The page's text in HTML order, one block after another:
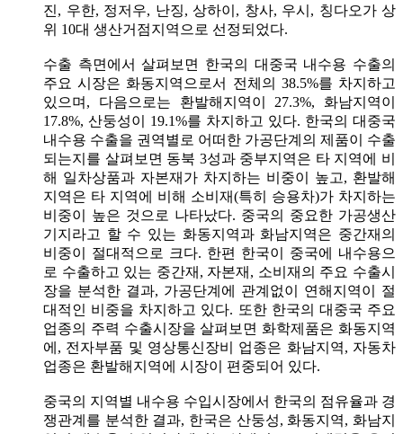
진, 우한, 정저우, 난징, 상하이, 창사, 우시, 칭다오가 상
위 10대 생산거점지역으로 선정되었다.
수출 측면에서 살펴보면 한국의 대중국 내수용 수출의
주요 시장은 화동지역으로서 전체의 38.5%를 차지하고
있으며, 다음으로는 환발해지역이 27.3%, 화남지역이
17.8%, 산둥성이 19.1%를 차지하고 있다. 한국의 대중국
내수용 수출을 권역별로 어떠한 가공단계의 제품이 수출
되는지를 살펴보면 동북 3성과 중부지역은 타 지역에 비
해 일차상품과 자본재가 차지하는 비중이 높고, 환발해
지역은 타 지역에 비해 소비재(특히 승용차)가 차지하는
비중이 높은 것으로 나타났다. 중국의 중요한 가공생산
기지라고 할 수 있는 화동지역과 화남지역은 중간재의
비중이 절대적으로 크다. 한편 한국이 중국에 내수용으
로 수출하고 있는 중간재, 자본재, 소비재의 주요 수출시
장을 분석한 결과, 가공단계에 관계없이 연해지역이 절
대적인 비중을 차지하고 있다. 또한 한국의 대중국 주요
업종의 주력 수출시장을 살펴보면 화학제품은 화동지역
에, 전자부품 및 영상통신장비 업종은 화남지역, 자동차
업종은 환발해지역에 시장이 편중되어 있다.
중국의 지역별 내수용 수입시장에서 한국의 점유율과 경
쟁관계를 분석한 결과, 한국은 산둥성, 화동지역, 화남지